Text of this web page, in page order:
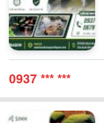
0937 *** ***